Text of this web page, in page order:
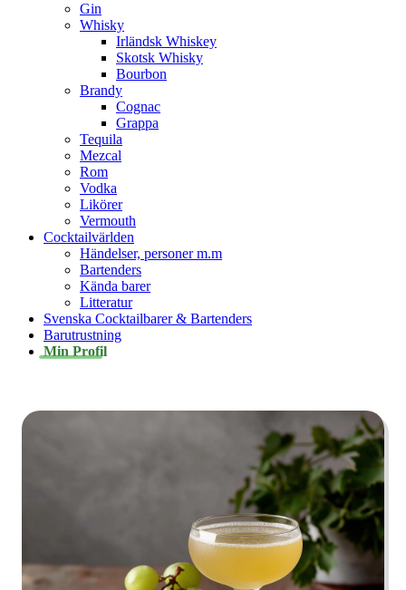
Gin
Whisky
Irländsk Whiskey
Skotsk Whisky
Bourbon
Brandy
Cognac
Grappa
Tequila
Mezcal
Rom
Vodka
Likörer
Vermouth
Cocktailvärlden
Händelser, personer m.m
Bartenders
Kända barer
Litteratur
Svenska Cocktailbarer & Bartenders
Barutrustning
Min Profil